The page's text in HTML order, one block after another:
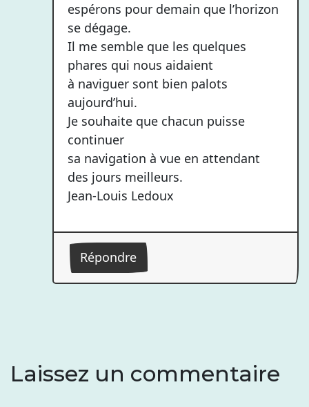
espérons pour demain que l’horizon
se dégage.
Il me semble que les quelques
phares qui nous aidaient
à naviguer sont bien palots
aujourd’hui.
Je souhaite que chacun puisse
continuer
sa navigation à vue en attendant
des jours meilleurs.
Jean-Louis Ledoux
Répondre
Laissez un commentaire